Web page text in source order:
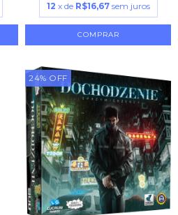
12 x de R$16,67 sem juros
24% OFF